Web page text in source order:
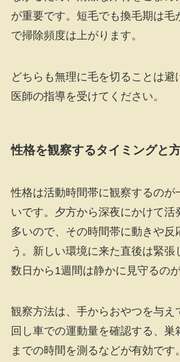
が重要です。短毛でも換毛期は毛
で掃除頻度は上がります。
どちらも無理に毛を切ることは避
医師の指導を受けてください。
性格を観察するタイミングと
性格は活動時間帯に観察するのが
いです。夕方から深夜にかけて活
多いので、その時間帯に動きや反
う。新しい環境に来た直後は緊張
数日から1週間は静かに見守るのが
観察方法は、手からおやつを与え
回し車での運動量を確認する、巣
までの時間を測るなどが有効です